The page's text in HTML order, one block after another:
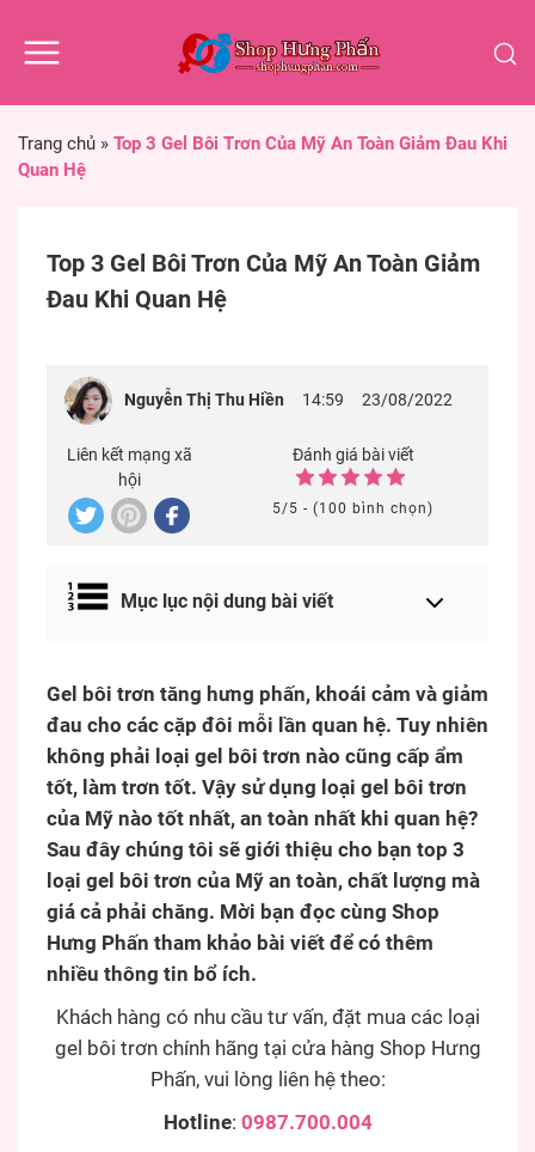
Trang chủ » Top 3 Gel Bôi Trơn Của Mỹ An Toàn Giảm Đau Khi
Quan Hệ
Top 3 Gel Bôi Trơn Của Mỹ An Toàn Giảm
Đau Khi Quan Hệ
Nguyễn Thị Thu Hiền 14:59 23/08/2022
Liên kết mạng xã
hội
Đánh giá bài viết
5/5 - (100 bình chọn)
Mục lục nội dung bài viết
Gel bôi trơn tăng hưng phấn, khoái cảm và giảm
đau cho các cặp đôi mỗi lần quan hệ. Tuy nhiên
không phải loại gel bôi trơn nào cũng cấp ẩm
tốt, làm trơn tốt. Vậy sử dụng loại gel bôi trơn
của Mỹ nào tốt nhất, an toàn nhất khi quan hệ?
Sau đây chúng tôi sẽ giới thiệu cho bạn top 3
loại gel bôi trơn của Mỹ an toàn, chất lượng mà
giá cả phải chăng. Mời bạn đọc cùng Shop
Hưng Phấn tham khảo bài viết để có thêm
nhiều thông tin bổ ích.
Khách hàng có nhu cầu tư vấn, đặt mua các loại
gel bôi trơn chính hãng tại cửa hàng Shop Hưng
Phấn, vui lòng liên hệ theo:
Hotline: 0987.700.004